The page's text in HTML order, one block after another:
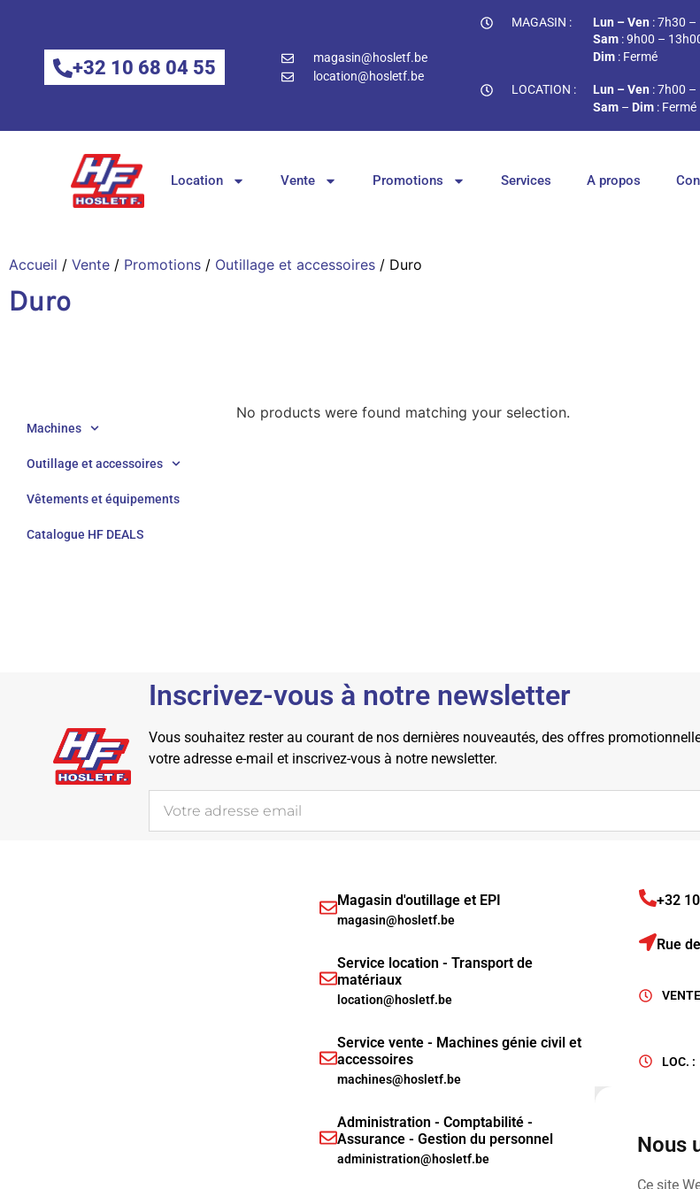
Nous
Ce site
+32 10 68 04 55
magasin@hosletf.be
location@hosletf.be
MAGASIN : Lun – Ven : 7h30 –
Sam : 9h00 –
Dim : Fermé
LOCATION : Lun – Ven : 7h00 –
Sam – Dim : Fermé
Location Vente Promotions Services A propos
Accueil / Vente / Promotions / Outillage et accessoires / Duro
Duro
Machines
Outillage et accessoires
Vêtements et équipements
Catalogue HF DEALS
No products were found matching your selection.
Inscrivez-vous à notre newsletter
Vous souhaitez rester au courant de nos dernières nouveautés, des offres
votre adresse e-mail et inscrivez-vous à notre newsletter.
Magasin d'outillage et EPI
magasin@hosletf.be
Service location - Transport de
matériaux
location@hosletf.be
Service vente - Machines génie civil et
accessoires
machines@hosletf.be
Administration - Comptabilité -
Assurance - Gestion du personnel
administration@hosletf.be
+32
Rue
LOC. :